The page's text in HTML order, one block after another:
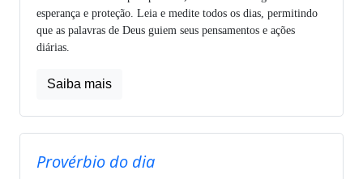
esperança e proteção. Leia e medite todos os dias, permitindo
que as palavras de Deus guiem seus pensamentos e ações
diárias.
Saiba mais
Provérbio do dia